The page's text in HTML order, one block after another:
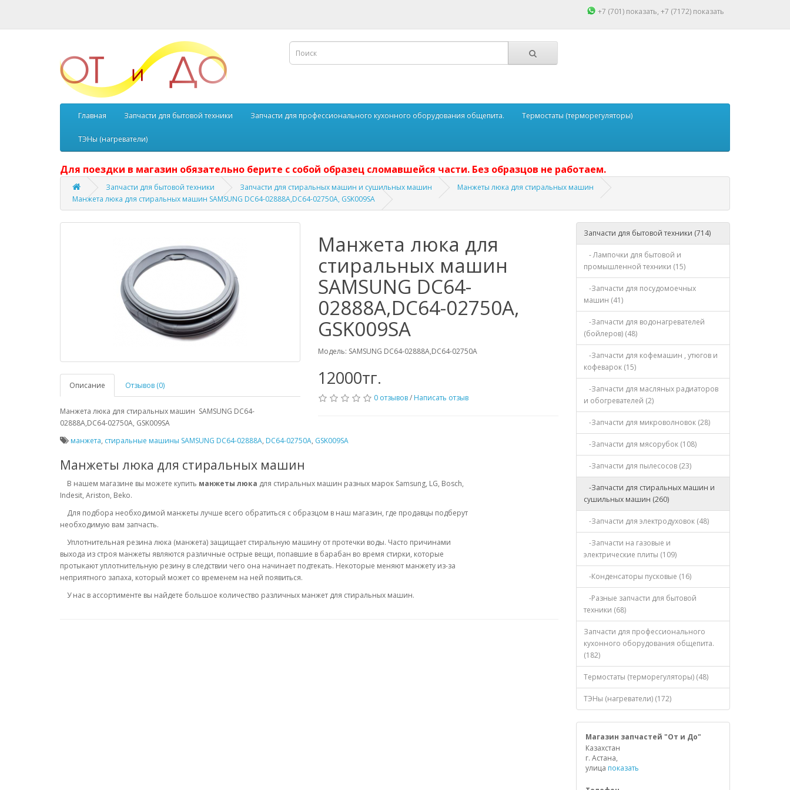
+7 (701) показать, +7 (7172) показать
Главная Запчасти для бытовой техники Запчасти для профессионального кухонного оборудования общепита. Термостаты (терморегуляторы)
ТЭНы (нагреватели)
Для поездки в магазин обязательно берите с собой образец сломавшейся части. Без образцов не работаем.
Запчасти для бытовой техники Запчасти для стиральных машин и сушильных машин
Манжеты люка для стиральных машин
Манжета люка для стиральных машин SAMSUNG DC64-02888A,DC64-02750A, GSK009SA
Описание Отзывов (0)
Манжета люка для стиральных машин SAMSUNG DC64-
02888A,DC64-02750A, GSK009SA
Манжета люка для
стиральных машин
SAMSUNG DC64-
02888A,DC64-02750A,
GSK009SA
Модель: SAMSUNG DC64-02888A,DC64-02750A
12000тг.
0 отзывов/ Написать отзыв
манжета, стиральные машины SAMSUNG DC64-02888A, DC64-02750A, GSK009SA
Манжеты люка для стиральных машин
В нашем магазине вы можете купить манжеты люка для стиральных машин разных марок Samsung, LG, Bosch,
Indesit, Ariston, Beko.
Для подбора необходимой манжеты лучше всего обратиться с образцом в наш магазин, где продавцы подберут
необходимую вам запчасть.
Уплотнительная резина люка (манжета) защищает стиральную машину от протечки воды. Часто причинами
выхода из строя манжеты являются различные острые вещи, попавшие в барабан во время стирки, которые
протыкают уплотнительную резину в следствии чего она начинает подтекать. Некоторые меняют манжету из-за
неприятного запаха, который может со временем на ней появиться.
У нас в ассортименте вы найдете большое количество различных манжет для стиральных машин.
Запчасти для бытовой техники (714)
- Лампочки для бытовой и
промышленной техники (15)
-Запчасти для посудомоечных
машин (41)
-Запчасти для водонагревателей
(бойлеров) (48)
-Запчасти для кофемашин , утюгов и
кофеварок (15)
-Запчасти для масляных радиаторов
и обогревателей (2)
-Запчасти для микроволновок (28)
-Запчасти для мясорубок (108)
-Запчасти для пылесосов (23)
-Запчасти для стиральных машин и
сушильных машин (260)
-Запчасти для электродуховок (48)
-Запчасти на газовые и
электрические плиты (109)
-Конденсаторы пусковые (16)
-Разные запчасти для бытовой
техники (68)
Запчасти для профессионального
кухонного оборудования общепита.
(182)
Термостаты (терморегуляторы) (48)
ТЭНы (нагреватели) (172)
Магазин запчастей "От и До"
Казахстан
г. Астана,
улица показать